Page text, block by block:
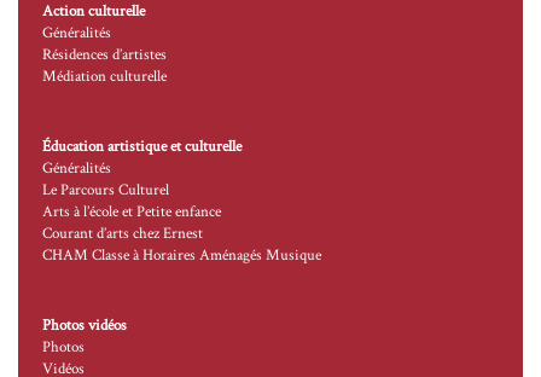
Action culturelle
Généralités
Résidences d’artistes
Médiation culturelle
Éducation artistique et culturelle
Généralités
Le Parcours Culturel
Arts à l’école et Petite enfance
Courant d’arts chez Ernest
CHAM Classe à Horaires Aménagés Musique
Photos vidéos
Photos
Vidéos